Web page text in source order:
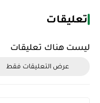
تعليقات
ليست هناك تعليقات
عرض التعليقات فقط